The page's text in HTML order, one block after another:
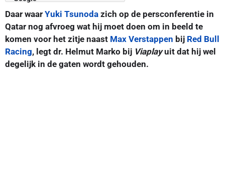
Daar waar Yuki Tsunoda zich op de persconferentie in
Qatar nog afvroeg wat hij moet doen om in beeld te
komen voor het zitje naast Max Verstappen bij Red Bull
Racing, legt dr. Helmut Marko bij Viaplayuit dat hij wel
degelijk in de gaten wordt gehouden.